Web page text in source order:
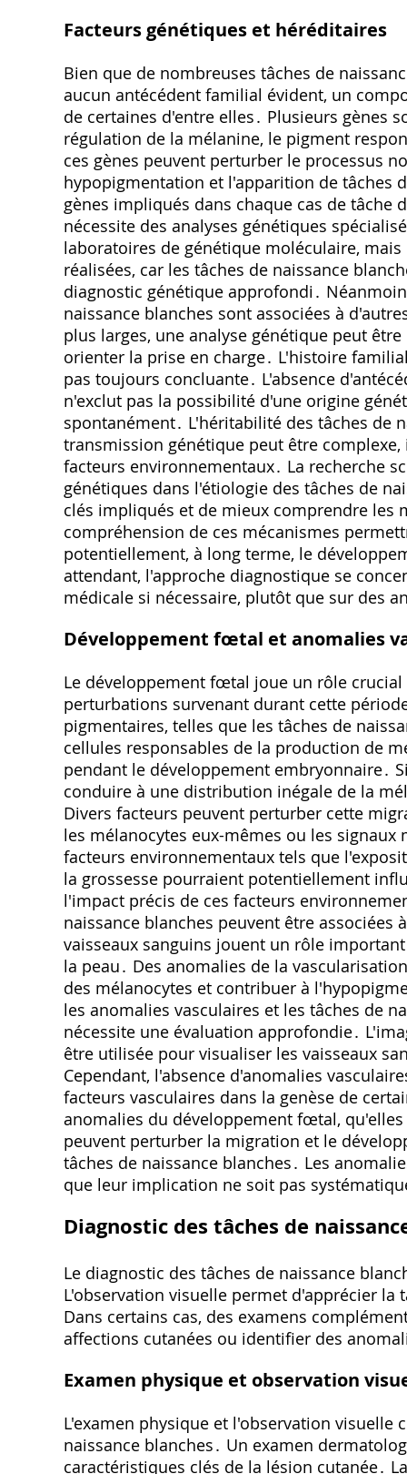
Facteurs génétiques et héréditaires
Bien que de nombreuses tâches de
aucun antécédent familial évident, un
de certaines d'entre elles․ Plusieurs
régulation de la mélanine, le pigment
ces gènes peuvent perturber le processus
hypopigmentation et l'apparition de tâches
gènes impliqués dans chaque cas de tâche
nécessite des analyses génétiques
laboratoires de génétique moléculaire,
réalisées, car les tâches de naissance
diagnostic génétique approfondi․
naissance blanches sont associées à
plus larges, une analyse génétique peut
orienter la prise en charge․ L'histoire
pas toujours concluante․ L'absence
n'exclut pas la possibilité d'une origine
spontanément․ L'héritabilité des tâches de
transmission génétique peut être
facteurs environnementaux․ La recherche
génétiques dans l'étiologie des tâches de
clés impliqués et de mieux comprendre les
compréhension de ces mécanismes
potentiellement, à long terme, le
attendant, l'approche diagnostique se
médicale si nécessaire, plutôt que sur des
Développement fœtal et anomalies
Le développement fœtal joue un rôle
perturbations survenant durant cette
pigmentaires, telles que les tâches de
cellules responsables de la production de
pendant le développement embryonnaire․
conduire à une distribution inégale de la
Divers facteurs peuvent perturber cette
les mélanocytes eux-mêmes ou les
facteurs environnementaux tels que
la grossesse pourraient potentiellement
l'impact précis de ces facteurs
naissance blanches peuvent être associées
vaisseaux sanguins jouent un rôle
la peau․ Des anomalies de la
des mélanocytes et contribuer à
les anomalies vasculaires et les tâches de
nécessite une évaluation approfondie․
être utilisée pour visualiser les vaisseaux
Cependant, l'absence d'anomalies
facteurs vasculaires dans la genèse de
anomalies du développement fœtal,
peuvent perturber la migration et le
tâches de naissance blanches․ Les
que leur implication ne soit pas
Diagnostic des tâches de
Le diagnostic des tâches de naissance
L'observation visuelle permet d'apprécier
Dans certains cas, des examens
affections cutanées ou identifier des
Examen physique et observation
L'examen physique et l'observation
naissance blanches․ Un examen
caractéristiques clés de la lésion cutanée․